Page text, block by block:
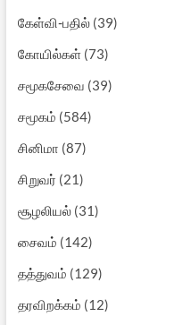
கேள்வி-பதில்(39)
கோயில்கள்(73)
சமூகசேவை (39)
சமூகம் (584)
சினிமா (87)
சிறுவர் (21)
சூழலியல்(31)
சைவம் (142)
தத்துவம் (129)
தரவிறக்கம் (12)